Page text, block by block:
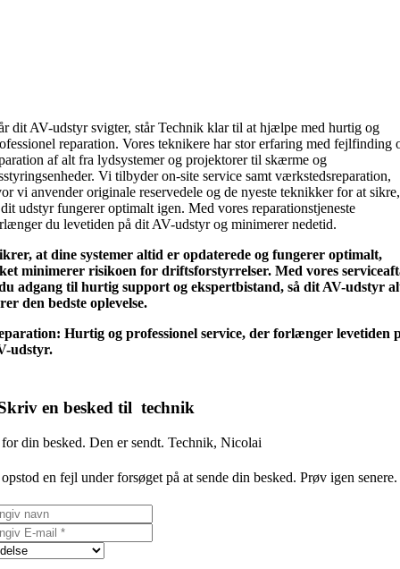
dit AV-udstyr svigter, står Technik klar til at hjælpe med hurtig og
reparation. Vores teknikere har stor erfaring med fejlfinding
af alt fra lydsystemer og projektorer til skærme og
Vi tilbyder on-site service samt værkstedsreparation,
vi anvender originale reservedele og de nyeste teknikker for at sikre,
udstyr fungerer optimalt igen. Med vores reparationstjeneste
du levetiden på dit AV-udstyr og minimerer nedetid.
at dine systemer altid er opdaterede og fungerer optimalt,
minimerer risikoen for driftsforstyrrelser. Med vores
adgang til hurtig support og ekspertbistand, så dit AV-udstyr
den bedste oplevelse.
Hurtig og professionel service, der forlænger levetiden
udstyr.
en besked til technik
din besked. Den er sendt. Technik, Nicolai
en fejl under forsøget på at sende din besked. Prøv igen senere.